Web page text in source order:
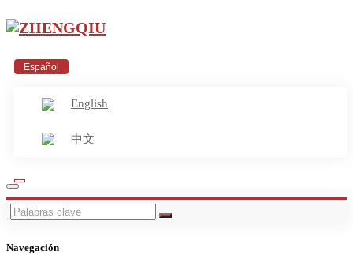
Español
English
中文
Navegación